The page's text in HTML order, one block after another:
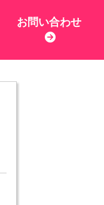
お問い合わせ